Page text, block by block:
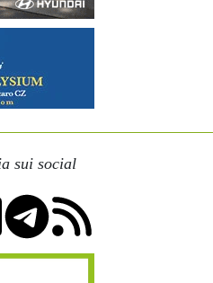
sui social